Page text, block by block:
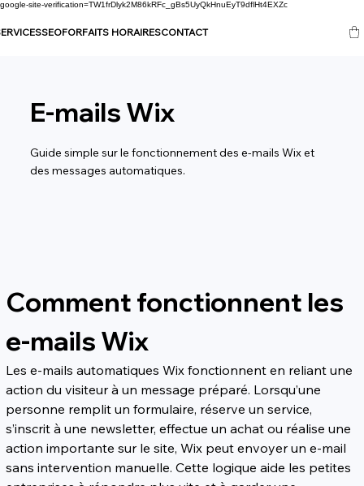
google-site-verification=TW1frDlyk2M86kRFc_gBs5UyQkHnuEyT9dflHt4EXZc
SEOFORFAITS HORAIRESCONTACT
E-mails Wix
Guide simple sur le fonctionnement des e-mails Wix et
des messages automatiques.
Comment fonctionnent les
e-mails Wix
Les e-mails automatiques Wix fonctionnent en reliant une
action du visiteur à un message préparé. Lorsqu’une
personne remplit un formulaire, réserve un service,
s’inscrit à une newsletter, effectue un achat ou réalise une
action importante sur le site, Wix peut envoyer un e-mail
sans intervention manuelle. Cette logique aide les petites